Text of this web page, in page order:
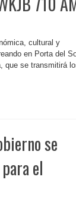
cultural y
en Porta del
que se transmitirá
se
el